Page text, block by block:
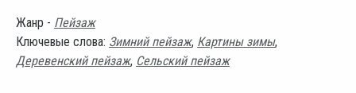
Жанр - Пейзаж
Ключевые слова: Зимний пейзаж, Картины зимы,
Деревенский пейзаж, Сельский пейзаж